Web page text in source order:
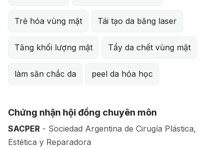
Trẻ hóa vùng mặt Tái tạo da băng laser
Tăng khối lượng mặt Tẩy da chết vùng mặt
làm săn chắc da peel da hóa học
Chứng nhận hội đồng chuyên môn
SACPER - Sociedad Argentina de Cirugía Plástica,
Estética y Reparadora